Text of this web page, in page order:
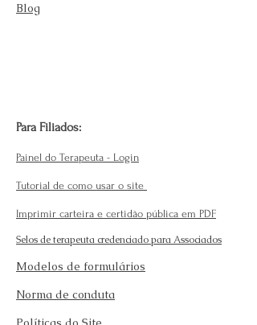
Blog
Para Filiados:
Painel do Terapeuta - Login
Tutorial de como usar o site
Imprimir carteira e certidão pública em PDF
Selos de terapeuta credenciado para Associados
Modelos de formulários
Norma de conduta